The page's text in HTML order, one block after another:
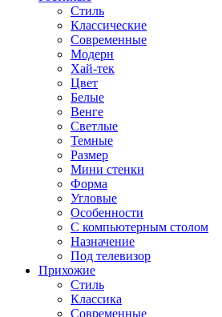
Стиль
Классические
Современные
Модерн
Хай-тек
Цвет
Белые
Венге
Светлые
Темные
Размер
Мини стенки
Форма
Угловые
Особенности
С компьютерным столом
Назначение
Под телевизор
Прихожие
Стиль
Классика
Современные